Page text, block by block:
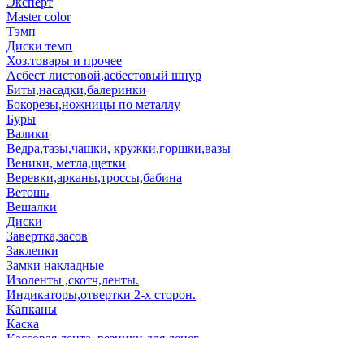
Master color
Тэмп
Диски темп
Хоз.товары и прочее
Асбест листовой,асбестовый шнур
Биты,насадки,балеринки
Бокорезы,ножницы по металлу
Буры
Валики
Ведра,тазы,чашки, кружки,горшки,вазы
Веники, метла,щетки
Веревки,арканы,троссы,бабина
Ветошь
Вешалки
Диски
Завертка,засов
Заклепки
Замки накладные
Изоленты ,скотч,ленты.
Индикаторы,отвертки 2-х сторон.
Капканы
Каска